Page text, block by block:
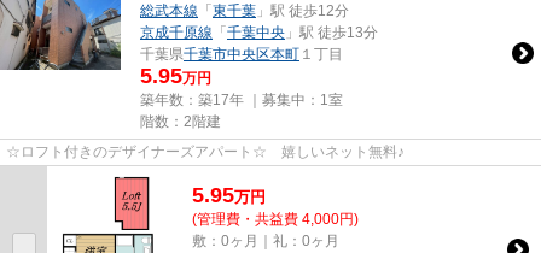
総武本線 「 東千葉 」駅 徒歩12分
京成千原線 「 千葉中央 」駅 徒歩13分
千葉県千葉市中央区本町 １丁目
5.95万円
築年数：築17年 ｜募集中： 1室
階数：2階建
☆ロフト付きのデザイナーズアパート☆ 嬉しいネット無料♪
5.95万円
(管理費・共益費 4,000円)
敷：0ヶ月｜礼：0ヶ月